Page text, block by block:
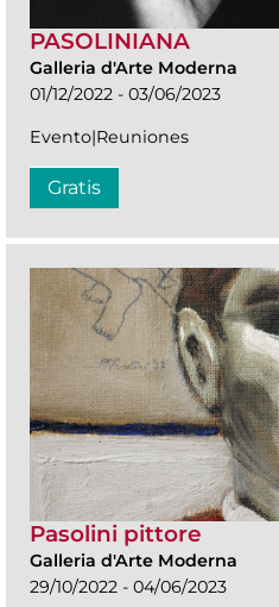
PASOLINIANA
Galleria d'Arte Moderna
01/12/2022 - 03/06/2023
Evento|Reuniones
Gratis
Pasolini pittore
Galleria d'Arte Moderna
29/10/2022 - 04/06/2023